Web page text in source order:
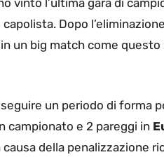
vinto l’ultima gara di
capolista. Dopo
un big match come
un periodo di forma
campionato e 2 pareggi in
della penalizzazione